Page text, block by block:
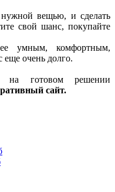
вещью, и сделать
свой шанс, покупайте
умным, комфортным,
еще очень долго.
на готовом решении
сайт.